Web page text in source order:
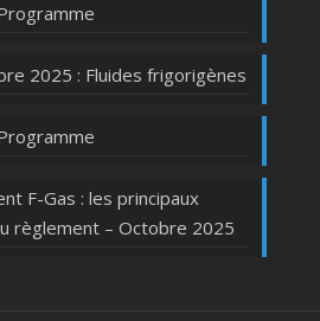
2025 : Fluides frigorigènes
F-Gas : les principaux
règlement – Octobre 2025